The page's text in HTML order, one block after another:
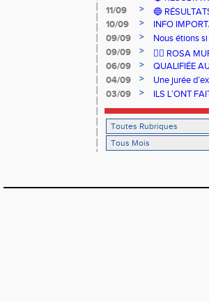
11/09
>
🔵
10/09
>
INFO
09/09
>
Nous étions
09/09
>
🏃‍♀️ ROSA
06/09
>
QUALIFIÉE
04/09
>
Une jurée
03/09
> ILS L’ONT